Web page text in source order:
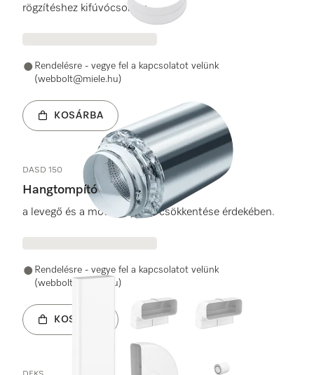
rögzítéshez kifúvócsonkra
Rendelésre - vegye fel a kapcsolatot velünk
(webbolt@miele.hu)
KOSÁRBA
DASD 150
Hangtompító
a levegő és a motor zajának csökkentése érdekében.
Rendelésre - vegye fel a kapcsolatot velünk
(webbolt@miele.hu)
KOSÁRBA